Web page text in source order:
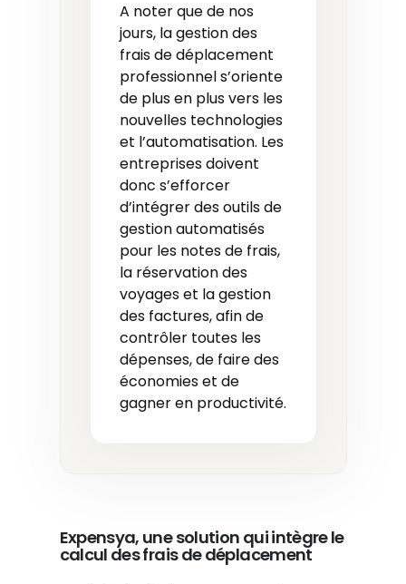
A noter que de nos
jours, la gestion des
frais de déplacement
professionnel s’oriente
de plus en plus vers les
nouvelles technologies
et l’automatisation. Les
entreprises doivent
donc s’efforcer
d’intégrer des outils de
gestion automatisés
pour les notes de frais,
la réservation des
voyages et la gestion
des factures, afin de
contrôler toutes les
dépenses, de faire des
économies et de
gagner en productivité.
Expensya, une solution qui intègre le
calcul des frais de déplacement